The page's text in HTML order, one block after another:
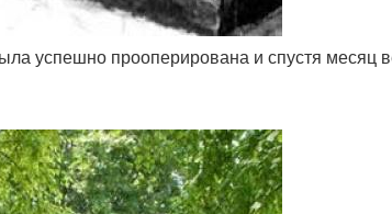
успешно прооперирована и спустя месяц